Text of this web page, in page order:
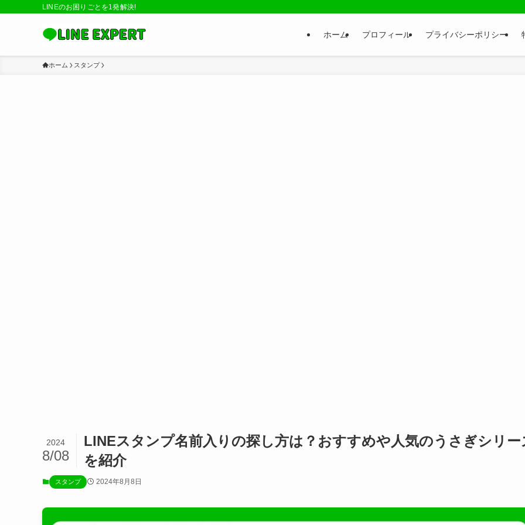
LINEのお困りごとを1発解決!
ホーム プロフィール プライバシーポリシー
ホーム スタンプ
LINEスタンプ名前入りの探し方は？おすすめや人気のうさぎシリー
を紹介
2024
8/08
スタンプ 2024年8月8日